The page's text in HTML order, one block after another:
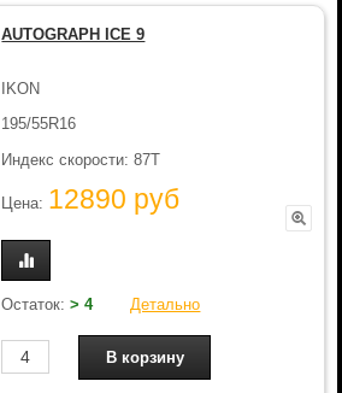
AUTOGRAPH ICE 9
IKON
195/55R16
Индекс скорости: 87T
Цена: 12890 руб
Остаток:> 4 Детально